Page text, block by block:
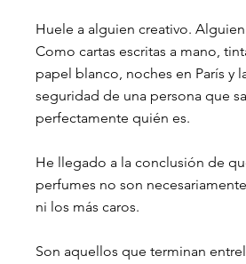
Huele a alguien creativo.
Como cartas escritas a mano,
papel blanco, noches en París y
seguridad de una persona que
perfectamente quién es.
He llegado a la conclusión de
perfumes no son
ni los más caros.
Son aquellos que terminan